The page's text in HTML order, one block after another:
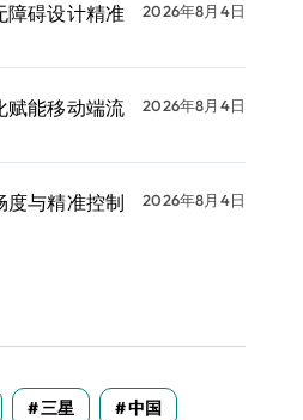
障碍设计精准
2026年8月4日
赋能移动端流
2026年8月4日
度与精准控制
2026年8月4日
三星 中国